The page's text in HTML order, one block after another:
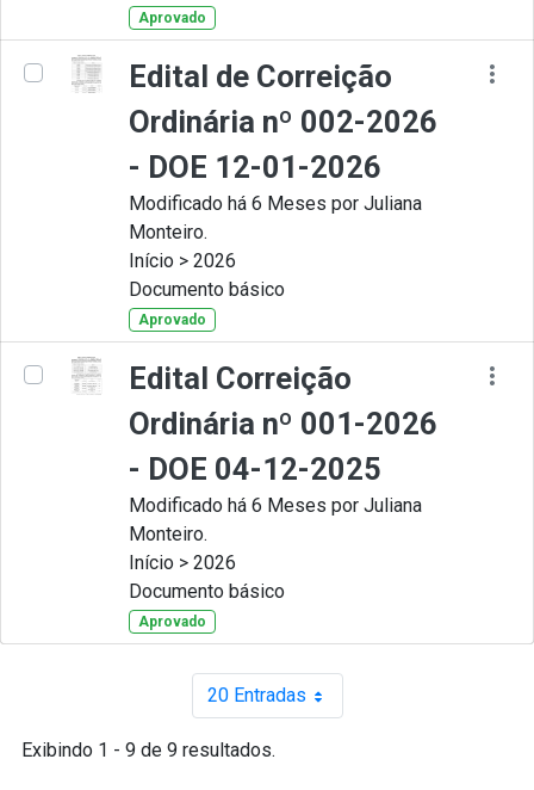
Aprovado
Edital de Correição
Ordinária nº 002-2026
- DOE 12-01-2026
Modificado há 6 Meses por Juliana
Monteiro.
Início > 2026
Documento básico
Aprovado
Edital Correição
Ordinária nº 001-2026
- DOE 04-12-2025
Modificado há 6 Meses por Juliana
Monteiro.
Início > 2026
Documento básico
Aprovado
20 EntradasPor página
Exibindo 1 - 9 de 9 resultados.